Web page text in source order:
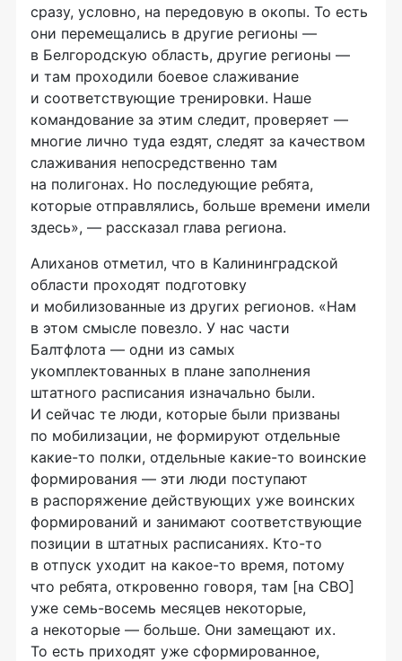
сразу, условно, на передовую в окопы. То есть
они перемещались в другие регионы —
в Белгородскую область, другие регионы —
и там проходили боевое слаживание
и соответствующие тренировки. Наше
командование за этим следит, проверяет —
многие лично туда ездят, следят за качеством
слаживания непосредственно там
на полигонах. Но последующие ребята,
которые отправлялись, больше времени имели
здесь», — рассказал глава региона.
Алиханов отметил, что в Калининградской
области проходят подготовку
и мобилизованные из других регионов. «Нам
в этом смысле повезло. У нас части
Балтфлота — одни из самых
укомплектованных в плане заполнения
штатного расписания изначально были.
И сейчас те люди, которые были призваны
по мобилизации, не формируют отдельные
какие-то полки, отдельные какие-то воинские
формирования — эти люди поступают
в распоряжение действующих уже воинских
формирований и занимают соответствующие
позиции в штатных расписаниях. Кто-то
в отпуск уходит на какое-то время, потому
что ребята, откровенно говоря, там [на СВО]
уже семь-восемь месяцев некоторые,
а некоторые — больше. Они замещают их.
То есть приходят уже сформированное,